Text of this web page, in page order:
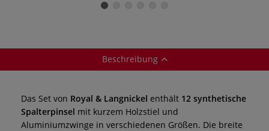
Beschreibung
Das Set von Royal & Langnickel enthält 12 synthetische
Spalterpinsel mit kurzem Holzstiel und
Aluminiumzwinge in verschiedenen Größen. Die breite